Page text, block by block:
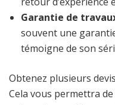
Garantie de
souvent une
témoigne de son
Obtenez plusieurs
Cela vous permettra